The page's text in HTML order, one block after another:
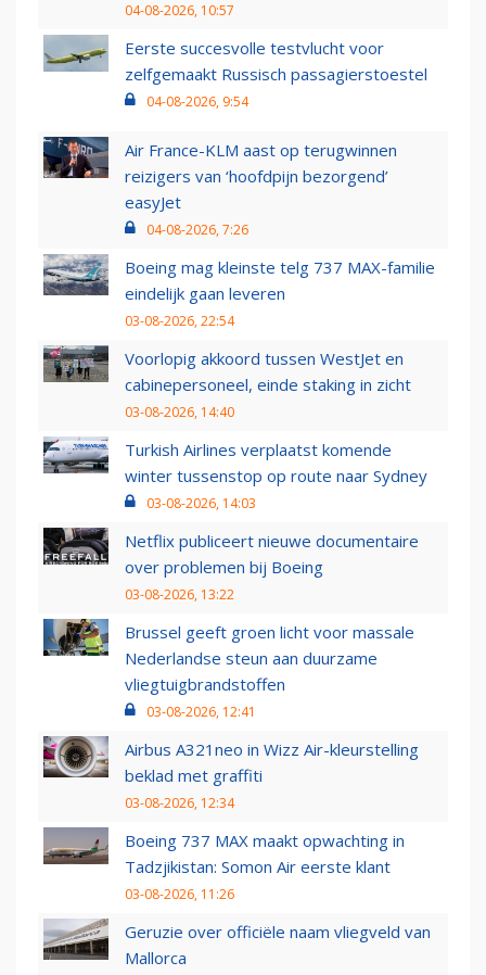
04-08-2026, 10:57
Eerste succesvolle testvlucht voor
zelfgemaakt Russisch passagierstoestel
04-08-2026, 9:54
Air France-KLM aast op terugwinnen
reizigers van ‘hoofdpijn bezorgend’
easyJet
04-08-2026, 7:26
Boeing mag kleinste telg 737 MAX-familie
eindelijk gaan leveren
03-08-2026, 22:54
Voorlopig akkoord tussen WestJet en
cabinepersoneel, einde staking in zicht
03-08-2026, 14:40
Turkish Airlines verplaatst komende
winter tussenstop op route naar Sydney
03-08-2026, 14:03
Netflix publiceert nieuwe documentaire
over problemen bij Boeing
03-08-2026, 13:22
Brussel geeft groen licht voor massale
Nederlandse steun aan duurzame
vliegtuigbrandstoffen
03-08-2026, 12:41
Airbus A321neo in Wizz Air-kleurstelling
beklad met graffiti
03-08-2026, 12:34
Boeing 737 MAX maakt opwachting in
Tadzjikistan: Somon Air eerste klant
03-08-2026, 11:26
Geruzie over officiële naam vliegveld van
Mallorca